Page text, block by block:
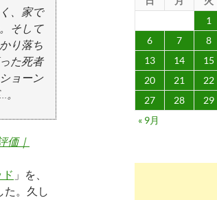
、家で
そして
り落ち
た死者
ョーン
価｜
」を、
た。久し
1
6
7 8
13
14 15
20
21 22
27
28 29
« 9月